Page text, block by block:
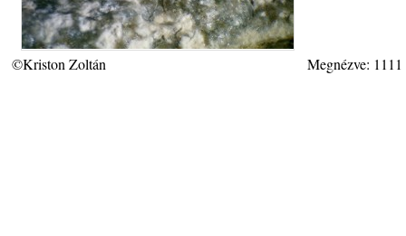
©Kriston Zoltán Megnézve: